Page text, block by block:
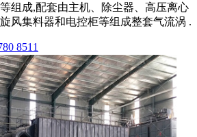
组成,配套由主机、除尘器、高压离心
风集料器和电控柜等组成整套气流涡 .
8511